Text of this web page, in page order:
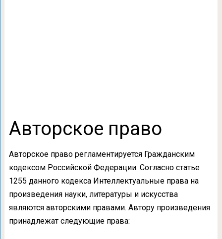
Авторское право
Авторское право регламентируется Гражданским
кодексом Российской Федерации. Согласно статье
1255 данного кодекса Интеллектуальные права на
произведения науки, литературы и искусства
являются авторскими правами. Автору произведения
принадлежат следующие права: